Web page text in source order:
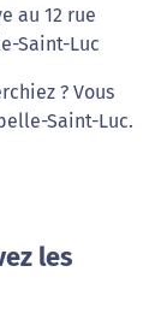
au 12 rue
Saint-Luc
? Vous
Saint-Luc.
les